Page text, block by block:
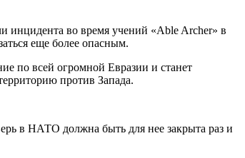
инцидента во время учений «Able Archer» в
еще более опасным.
по всей огромной Евразии и станет
против Запада.
в НАТО должна быть для нее закрыта раз и